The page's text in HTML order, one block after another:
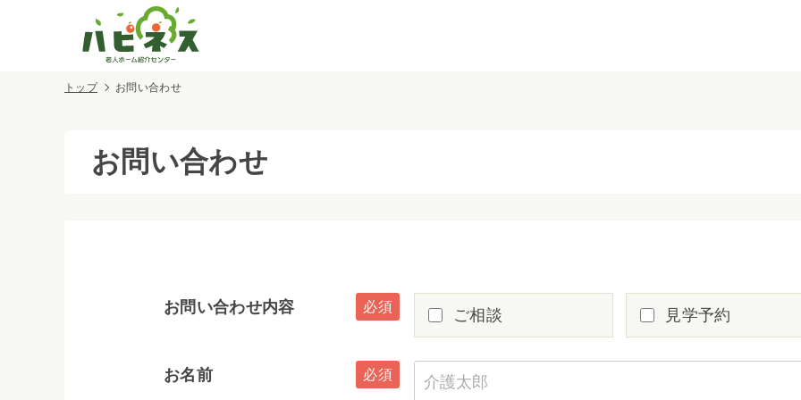
トップ お問い合わせ
お問い合わせ
お問い合わせ内容 ご相談 見学予約
お名前